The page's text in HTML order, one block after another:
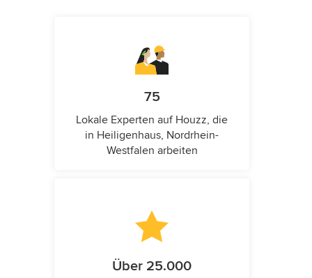
75
Lokale Experten auf Houzz, die
in Heiligenhaus, Nordrhein-
Westfalen arbeiten
Über 25.000